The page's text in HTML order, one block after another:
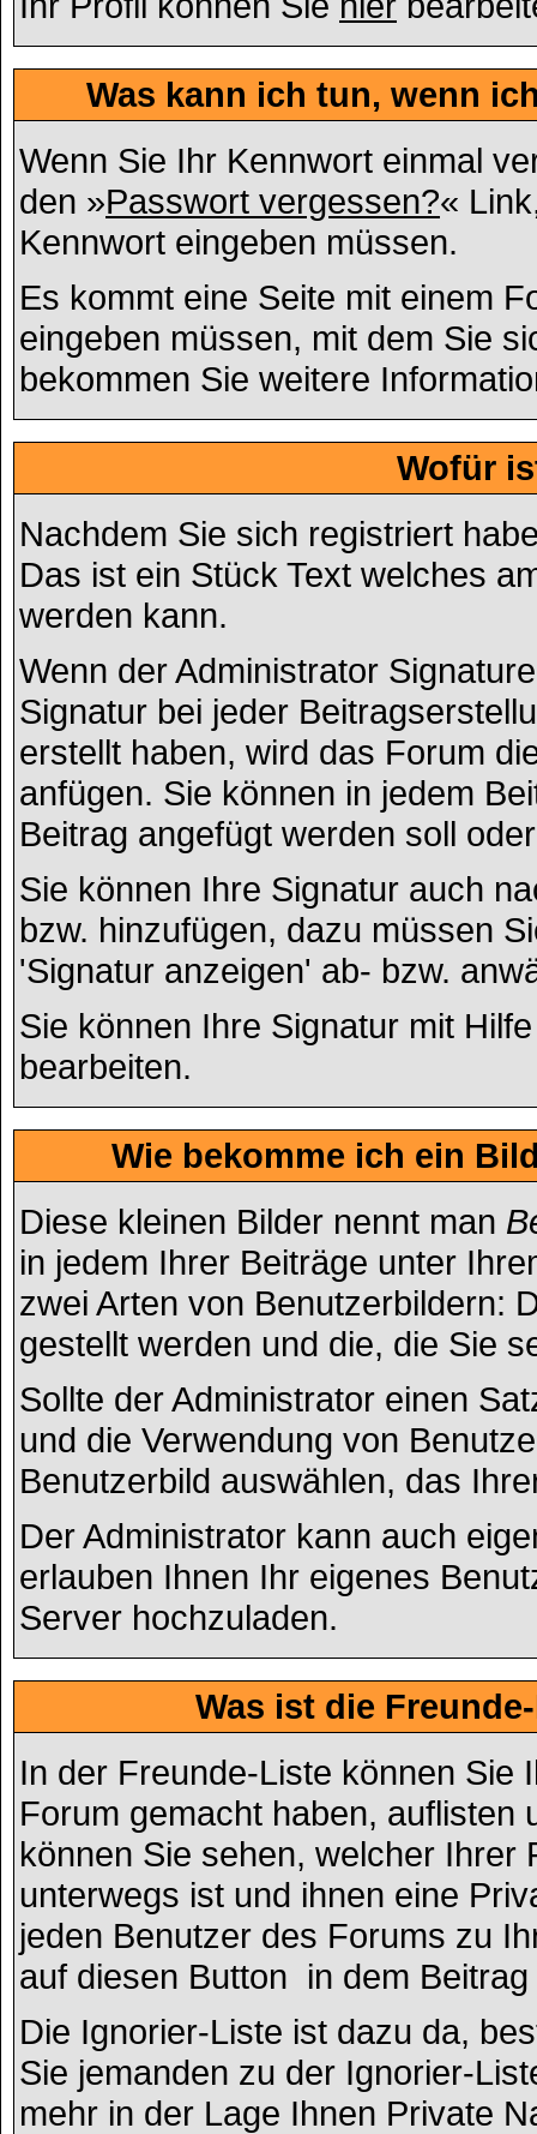
Was kann ich tun, wenn
Wenn Sie Ihr Kennwort einmal
den »Passwort vergessen?«
Kennwort eingeben müssen.
Es kommt eine Seite mit einem
eingeben müssen, mit dem Sie
bekommen Sie weitere
Wofür
Nachdem Sie sich registriert
Das ist ein Stück Text welches
werden kann.
Wenn der Administrator
Signatur bei jeder
erstellt haben, wird das Forum
anfügen. Sie können in jedem
Beitrag angefügt werden soll
Sie können Ihre Signatur auch
bzw. hinzufügen, dazu müssen
'Signatur anzeigen' ab- bzw.
Sie können Ihre Signatur mit
bearbeiten.
Wie bekomme ich ein
Diese kleinen Bilder nennt man
in jedem Ihrer Beiträge unter
zwei Arten von Benutzerbildern:
gestellt werden und die, die Sie
Sollte der Administrator einen
und die Verwendung von
Benutzerbild auswählen, das
Der Administrator kann auch
erlauben Ihnen Ihr eigenes
Server hochzuladen.
Was ist die
In der Freunde-Liste können Sie
Forum gemacht haben,
können Sie sehen, welcher Ihrer
unterwegs ist und ihnen eine
jeden Benutzer des Forums zu
auf diesen Button in dem
Die Ignorier-Liste ist dazu da,
Sie jemanden zu der Ignorier-
mehr in der Lage Ihnen Private